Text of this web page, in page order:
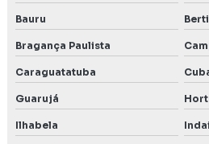
Preço estudo de impacto de
Preço inventário florestal
Preço de licença ambiental
Preço licenciamento ambiental
Bauru
Bragança Paulista
Caraguatatuba
Guarujá
Ilhabela